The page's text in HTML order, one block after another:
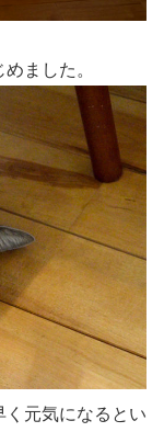
ました。
元気になるとい